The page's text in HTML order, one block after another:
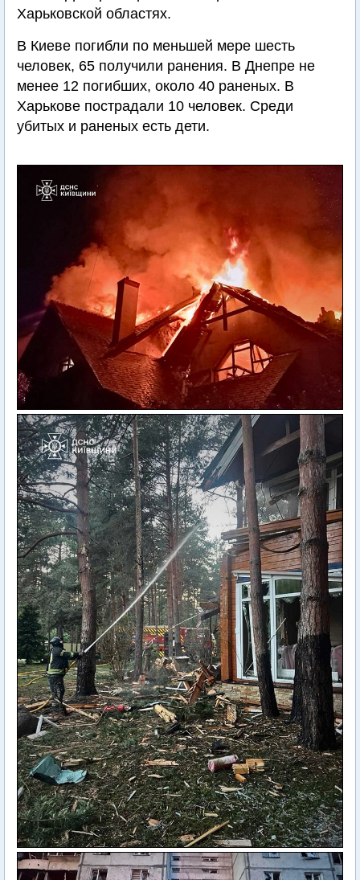
Харьковской областях.
В Киеве погибли по меньшей мере шесть
человек, 65 получили ранения. В Днепре не
менее 12 погибших, около 40 раненых. В
Харькове пострадали 10 человек. Среди
убитых и раненых есть дети.